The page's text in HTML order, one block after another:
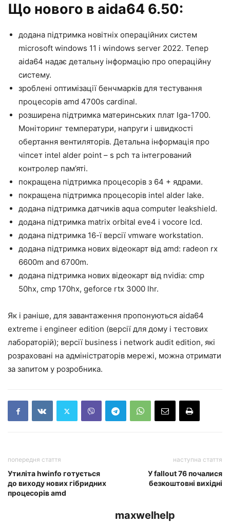
Що нового в aida64 6.50:
додана підтримка новітніх операційних систем
microsoft windows 11 і windows server 2022. Тепер
aida64 надає детальну інформацію про операційну
систему.
зроблені оптимізації бенчмарків для тестування
процесорів amd 4700s cardinal.
розширена підтримка материнських плат lga-1700.
Моніторинг температури, напруги і швидкості
обертання вентиляторів. Детальна інформація про
чіпсет intel alder point – s pch та інтегрований
контролер пам’яті.
покращена підтримка процесорів з 64 + ядрами.
покращена підтримка процесорів intel alder lake.
додана підтримка датчиків aqua computer leakshield.
додана підтримка matrix orbital eve4 і vocore lcd.
додана підтримка 16-ї версії vmware workstation.
додана підтримка нових відеокарт від amd: radeon rx
6600m and 6700m.
додана підтримка нових відеокарт від nvidia: cmp
50hx, cmp 170hx, geforce rtx 3000 lhr.
Як і раніше, для завантаження пропонуються aida64
extreme і engineer edition (версії для дому і тестових
лабораторій); версії business і network audit edition, які
розраховані на адміністраторів мережі, можна отримати
за запитом у розробника.
попередня стаття
Утиліта hwinfo готується
до виходу нових гібридних
процесорів amd
наступна стаття
У fallout 76 почалися
безкоштовні вихідні
maxwelhelp